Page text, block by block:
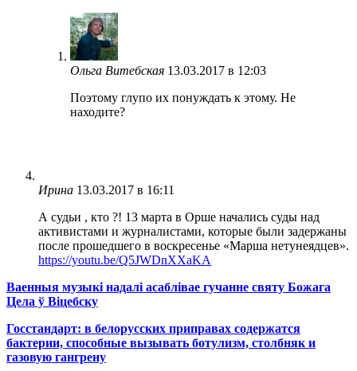
Ольга Витебская 13.03.2017 в 12:03
Поэтому глупо их понуждать к этому. Не
находите?
Ирина 13.03.2017 в 16:11
А судьи , кто ?! 13 марта в Орше начались суды над
активистами и журналистами, которые были задержаны
после прошедшего в воскресенье «Марша нетунеядцев».
https://youtu.be/Q5JWDnXXaKA
Ваенныя музыкі надалі асаблівае гучанне святу Божага
Цела ў Віцебску
Госстандарт: в белорусских приправах содержатся
бактерии, способные вызывать ботулизм, столбняк и
газовую гангрену